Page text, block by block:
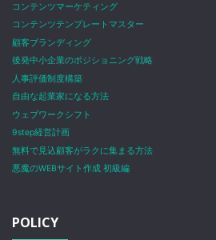
コンテンツマーケティング
コンテンツテンプレートマスター
顧客ブランディング
後発中小企業のポジショニング戦略
人事評価制度構築
自由な起業家になる方法
ウェブワークシフト
9step経営計画
無料で見込顧客がラクに集まる方法
悪魔のWEBサイト作成 初級編
POLICY